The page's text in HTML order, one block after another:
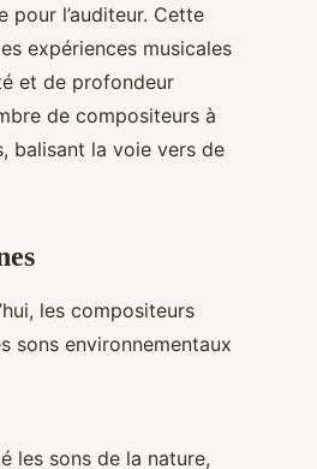
pour l’auditeur. Cette
expériences musicales
et de profondeur
de compositeurs à
balisant la voie vers de
les compositeurs
sons environnementaux
les sons de la nature,